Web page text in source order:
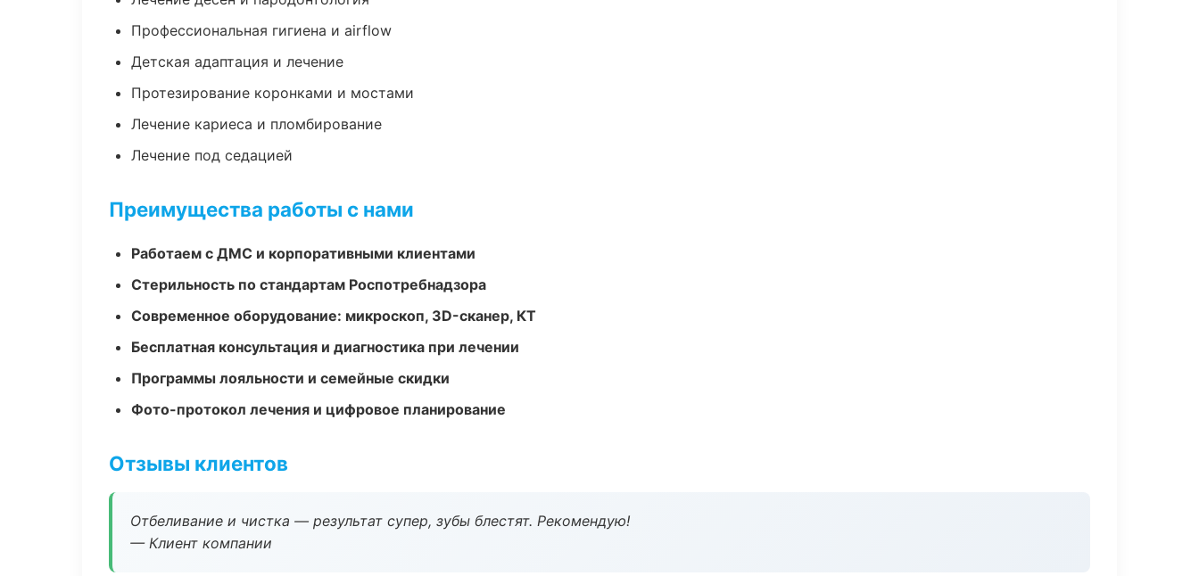
Профессиональная гигиена и airflow
Детская адаптация и лечение
Протезирование коронками и мостами
Лечение кариеса и пломбирование
Лечение под седацией
Преимущества работы с нами
Работаем с ДМС и корпоративными клиентами
Стерильность по стандартам Роспотребнадзора
Современное оборудование: микроскоп, 3D-сканер, КТ
Бесплатная консультация и диагностика при лечении
Программы лояльности и семейные скидки
Фото-протокол лечения и цифровое планирование
Отзывы клиентов
Отбеливание и чистка — результат супер, зубы блестят. Рекомендую!
— Клиент компании